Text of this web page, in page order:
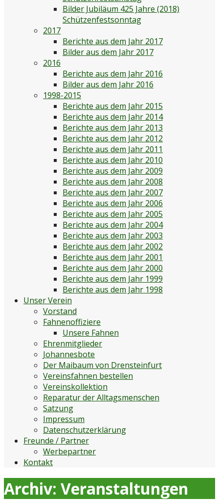
Bilder Jubiläum 425 Jahre (2018)
Schützenfestsonntag
2017
Berichte aus dem Jahr 2017
Bilder aus dem Jahr 2017
2016
Berichte aus dem Jahr 2016
Bilder aus dem Jahr 2016
1998-2015
Berichte aus dem Jahr 2015
Berichte aus dem Jahr 2014
Berichte aus dem Jahr 2013
Berichte aus dem Jahr 2012
Berichte aus dem Jahr 2011
Berichte aus dem Jahr 2010
Berichte aus dem Jahr 2009
Berichte aus dem Jahr 2008
Berichte aus dem Jahr 2007
Berichte aus dem Jahr 2006
Berichte aus dem Jahr 2005
Berichte aus dem Jahr 2004
Berichte aus dem Jahr 2003
Berichte aus dem Jahr 2002
Berichte aus dem Jahr 2001
Berichte aus dem Jahr 2000
Berichte aus dem Jahr 1999
Berichte aus dem Jahr 1998
Unser Verein
Vorstand
Fahnenoffiziere
Unsere Fahnen
Ehrenmitglieder
Johannesbote
Der Maibaum von Drensteinfurt
Vereinsfahnen bestellen
Vereinskollektion
Reparatur der Alltagsmenschen
Satzung
Impressum
Datenschutzerklärung
Freunde / Partner
Werbepartner
Kontakt
Archiv: Veranstaltungen